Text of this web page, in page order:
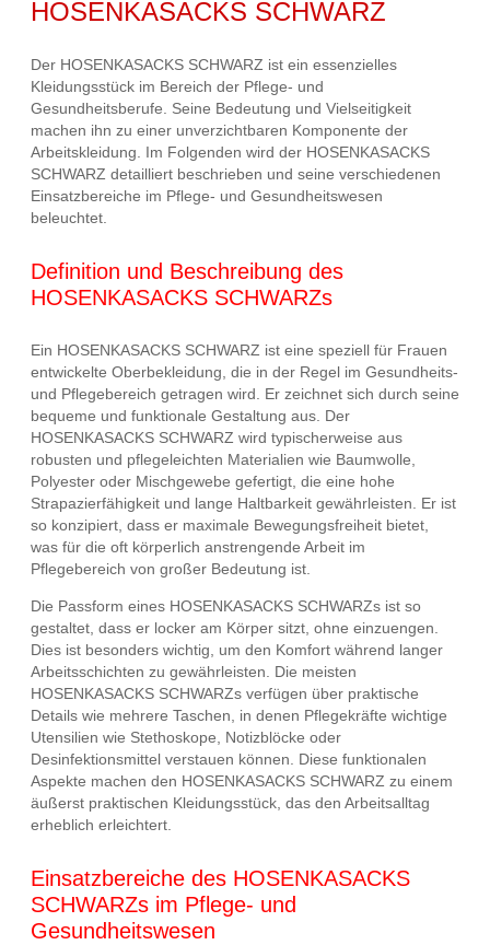
HOSENKASACKS SCHWARZ
Der HOSENKASACKS SCHWARZ ist ein essenzielles
Kleidungsstück im Bereich der Pflege- und
Gesundheitsberufe. Seine Bedeutung und Vielseitigkeit
machen ihn zu einer unverzichtbaren Komponente der
Arbeitskleidung. Im Folgenden wird der HOSENKASACKS
SCHWARZ detailliert beschrieben und seine verschiedenen
Einsatzbereiche im Pflege- und Gesundheitswesen
beleuchtet.
Definition und Beschreibung des
HOSENKASACKS SCHWARZs
Ein HOSENKASACKS SCHWARZ ist eine speziell für Frauen
entwickelte Oberbekleidung, die in der Regel im Gesundheits-
und Pflegebereich getragen wird. Er zeichnet sich durch seine
bequeme und funktionale Gestaltung aus. Der
HOSENKASACKS SCHWARZ wird typischerweise aus
robusten und pflegeleichten Materialien wie Baumwolle,
Polyester oder Mischgewebe gefertigt, die eine hohe
Strapazierfähigkeit und lange Haltbarkeit gewährleisten. Er ist
so konzipiert, dass er maximale Bewegungsfreiheit bietet,
was für die oft körperlich anstrengende Arbeit im
Pflegebereich von großer Bedeutung ist.
Die Passform eines HOSENKASACKS SCHWARZs ist so
gestaltet, dass er locker am Körper sitzt, ohne einzuengen.
Dies ist besonders wichtig, um den Komfort während langer
Arbeitsschichten zu gewährleisten. Die meisten
HOSENKASACKS SCHWARZs verfügen über praktische
Details wie mehrere Taschen, in denen Pflegekräfte wichtige
Utensilien wie Stethoskope, Notizblöcke oder
Desinfektionsmittel verstauen können. Diese funktionalen
Aspekte machen den HOSENKASACKS SCHWARZ zu einem
äußerst praktischen Kleidungsstück, das den Arbeitsalltag
erheblich erleichtert.
Einsatzbereiche des HOSENKASACKS
SCHWARZs im Pflege- und
Gesundheitswesen